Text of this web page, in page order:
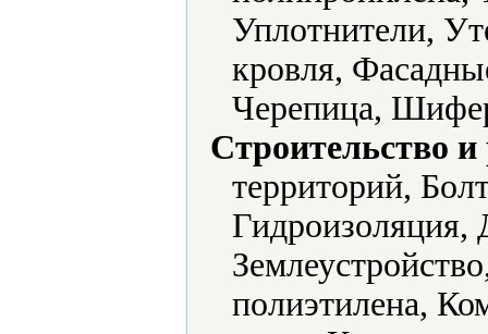
Уплотнители,
кровля,
Черепица,
Строительство
территорий,
полиэтилена,